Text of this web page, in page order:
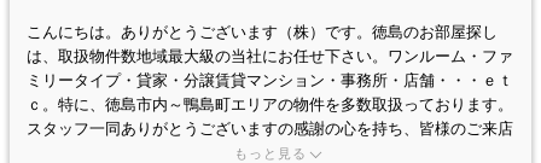
こんにちは。ありがとうございます（株）です。徳島のお部屋探し
は、取扱物件数地域最大級の当社にお任せ下さい。ワンルーム・ファ
ミリータイプ・貸家・分譲賃貸マンション・事務所・店舗・・・ｅｔ
ｃ。特に、徳島市内～鴨島町エリアの物件を多数取扱っております。
スタッフ一同ありがとうございますの感謝の心を持ち、皆様のご来店
もっと見る